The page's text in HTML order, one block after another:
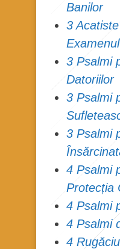
Banilor
3
3 Psalmi
Datoriilor
3 Psalmi
3 Psalmi
4 Psalmi
Protecția
4 Psalmi
4 Psalmi
4